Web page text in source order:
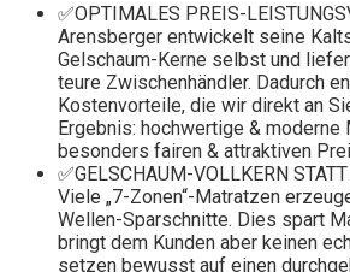
✅OPTIMALES PREIS-
Arensberger entwickelt seine
Gelschaum-Kerne selbst und
teure Zwischenhändler. Dadurch
Kostenvorteile, die wir direkt an
Ergebnis: hochwertige & moderne
besonders fairen & attraktiven
✅GELSCHAUM-VOLLKERN
Viele „7-Zonen“-Matratzen
Wellen-Sparschnitte. Dies spart
bringt dem Kunden aber keinen
setzen bewusst auf einen